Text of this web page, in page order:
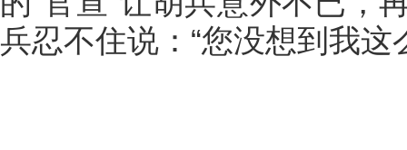
兵忍不住说：“您没想到我这